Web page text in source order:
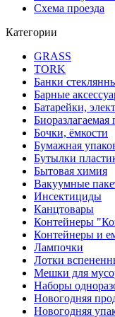
Схема проезда
Категории
GRASS
TORK
Банки
Барные
Батарейки,
Биоразлагаемая
Бочки, ёмкости
Бумажная
Бутылки
Бытовая химия
Вакуумные
Инсектициды
Канцтовары
Контейнеры
Контейнеры и
Лампочки
Лотки
Мешки для
Наборы
Новогодняя
Новогодняя